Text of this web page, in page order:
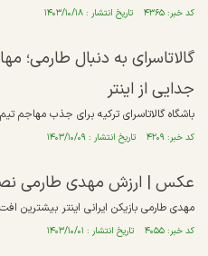
کد خبر: ۴۳۶۵ تاریخ انتشار : ۱۴۰۳/۱۰/۱۸
گالاتاسرای به دنبال طارمی؛
جدایی از اینتر
باشگاه گالاتاسرای ترکیه برای جذب مهاجم
کد خبر: ۴۲۰۹ تاریخ انتشار : ۱۴۰۳/۱۰/۰۹
عکس | ارزش مهدی طارمی
مهدی طارمی بازیکن ایرانی اینتر بیشترین
کد خبر: ۴۰۵۵ تاریخ انتشار : ۱۴۰۳/۱۰/۰۱